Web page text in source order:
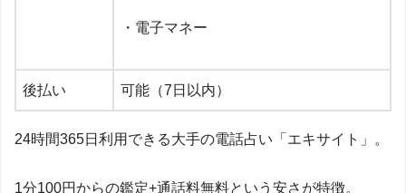
・電子マネー
後払い 可能（7 日以内）
24時間365日利用できる大手の電話占い「エキサイト」。
1分100円からの鑑定+通話料無料という安さが特徴。